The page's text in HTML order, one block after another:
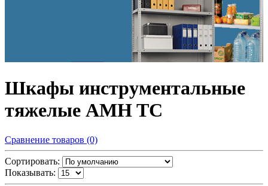
Шкафы инструментальные
тяжелые AMH TC
Сравнение товаров (0)
Сортировать:
Показывать: